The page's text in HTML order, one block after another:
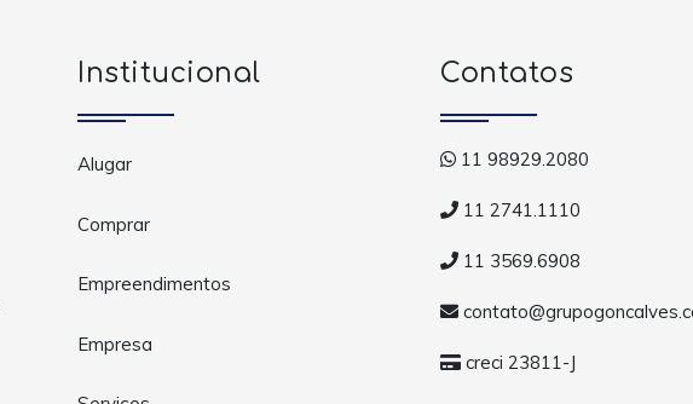
Institucional
Alugar
Comprar
Empreendimentos
Empresa
Contatos
11 98929.2080
11 2741.1110
11 3569.6908
creci 23811-J